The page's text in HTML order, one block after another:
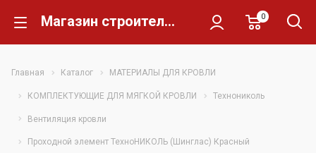
Магазин строительных материалов Склад Кирпича 0
Главная Каталог МАТЕРИАЛЫ ДЛЯ КРОВЛИ
КОМПЛЕКТУЮЩИЕ ДЛЯ МЯГКОЙ КРОВЛИ Технониколь
Вентиляция кровли
Проходной элемент ТехноНИКОЛЬ (Шинглас) Красный